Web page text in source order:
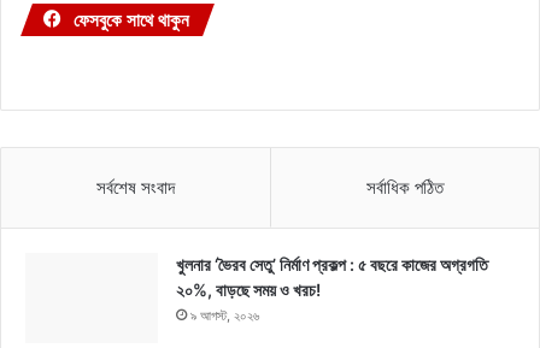
ফেসবুকে সাথে থাকুন
সর্বশেষ সংবাদ সর্বাধিক পঠিত
খুলনার ‘ভৈরব সেতু’ নির্মাণ প্রকল্প : ৫ বছরে কাজের অগ্রগতি
২০%, বাড়ছে সময় ও খরচ!
৯ আগস্ট, ২০২৬